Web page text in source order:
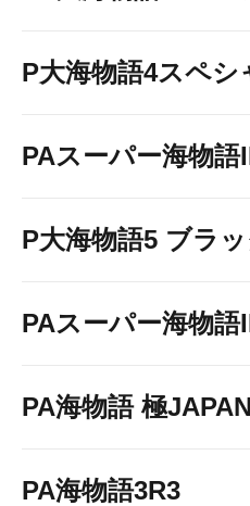
P大海物語4スペ
PAスーパー海物語
P大海物語5 ブラッ
PAスーパー海物
PA海物語 極
PA海物語3R3